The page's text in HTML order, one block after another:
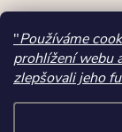
"Používáme
prohlížení webu
zlepšovali jeho
Copyright
"); ttq.page();